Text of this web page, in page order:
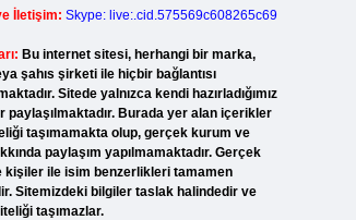
İletişim: Skype: live:.cid.575569c608265c69
Bu internet sitesi, herhangi bir marka,
şahıs şirketi ile hiçbir bağlantısı
Sitede yalnızca kendi hazırladığımız
paylaşılmaktadır. Burada yer alan içerikler
taşımamakta olup, gerçek kurum ve
paylaşım yapılmamaktadır. Gerçek
kişiler ile isim benzerlikleri tamamen
Sitemizdeki bilgiler taslak halindedir ve
taşımazlar.